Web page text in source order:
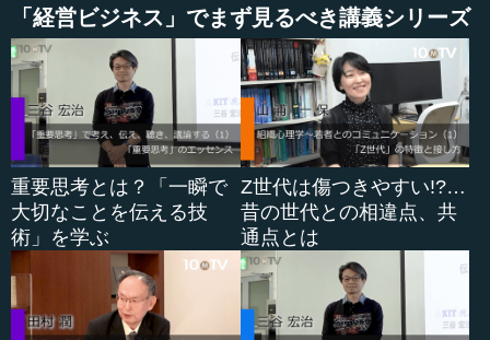
が、別の企業に所属するときには、以前所属していた企業
から、「円満に退職しました」という証明書が出ない限
り、次の企業に所属できないというルールがあったので
す。
―― 証明書が必要だったのですね。
為末 はい。「移籍制限」といって、昔の日本型の終身雇
用システムにおいては、引き抜きというのは滅多になかっ
たのですが、それを制限する仕組みが存在していました。
今の選手たちは転職をするのは当たり前という頭でいるの
で、制限されることが大変なストレスになるという問題が
あったりして、今はもうルールは変わりましたが、システ
「経営ビジネス」でまず見るべき講義シリーズ
重要思考とは？「一瞬で
大切なことを伝える技
術」を学ぶ
Z世代は傷つきやすい!?…
昔の世代との相違点、共
通点とは